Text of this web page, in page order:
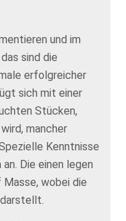
und im
sind die
erfolgreicher
sich mit einer
Stücken,
mancher
Kenntnisse
Die einen legen
wobei die